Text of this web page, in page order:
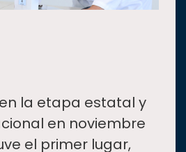
la etapa estatal y
en noviembre
el primer lugar,